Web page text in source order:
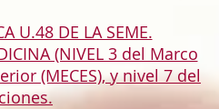
U.48 DE LA SEME.
(NIVEL 3 del Marco
(MECES), y nivel 7 del